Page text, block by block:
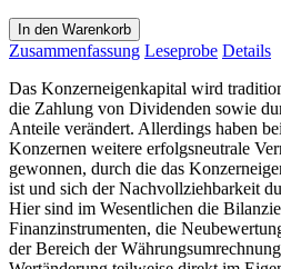
In den Warenkorb
Zusammenfassung Leseprobe Details
Das Konzerneigenkapital wird
die Zahlung von Dividenden sowie
Anteile verändert. Allerdings haben
Konzernen weitere erfolgsneutrale
gewonnen, durch die das
ist und sich der Nachvollziehbarkeit
Hier sind im Wesentlichen die
Finanzinstrumenten, die
der Bereich der